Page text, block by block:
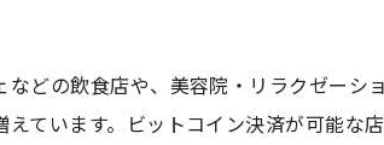
どの飲食店や、美容院・リラクゼーシ
ています。ビットコイン決済が可能な